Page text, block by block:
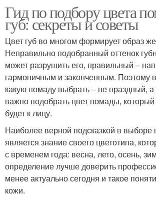
Гид по подбору цвета
губ: секреты и советы
Цвет губ во многом формирует образ
Неправильно подобранный оттенок
может разрушить его, правильный –
гармоничным и законченным. Поэтому
какую помаду выбрать – не праздный,
важно подобрать цвет помады, который
будет к лицу.
Наиболее верной подсказкой в выборе
является знание своего цветотипа,
с временем года: весна, лето, осень,
определение лучше доверить
менее актуально сегодня и такое
кожи.